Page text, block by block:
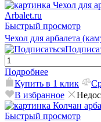
Быстрый просмотр
Чехол для арбалета
Подробнее
Купить в 1 клик
В избранное
Быстрый просмотр